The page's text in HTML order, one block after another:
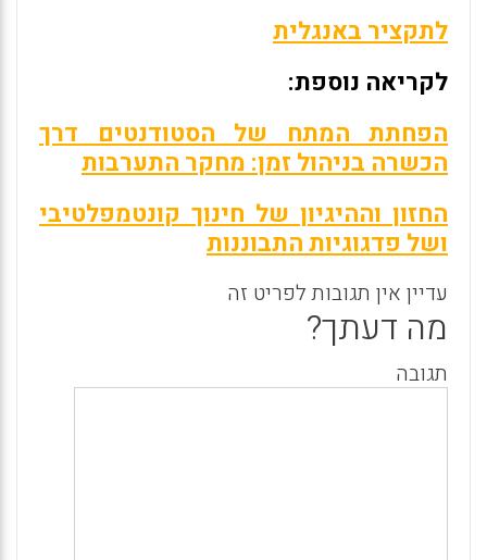
לתקציר באנגלית
לקריאה נוספת:
הפחתת המתח של הסטודנטים דרך
הכשרה בניהול זמן: מחקר התערבות
החזון וההיגיון של חינוך קונטמפלטיבי
ושל פדגוגיות התבוננות
עדיין אין תגובות לפריט זה
מה דעתך?
תגובה